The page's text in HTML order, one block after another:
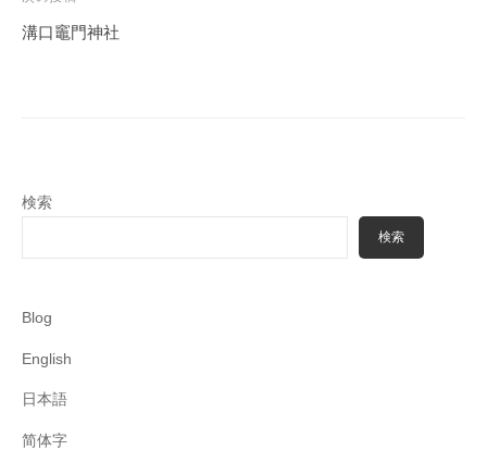
ゲ
溝口竈門神社
検索
検索
Blog
English
日本語
简体字